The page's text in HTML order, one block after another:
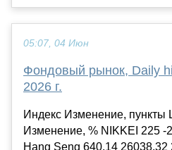
05:07, 04 Июн
Фондовый рынок, Daily
2026 г.
Индекс Изменение, пункты
Изменение, % NIKKEI 225 -
Hang Seng 640.14 26038.32